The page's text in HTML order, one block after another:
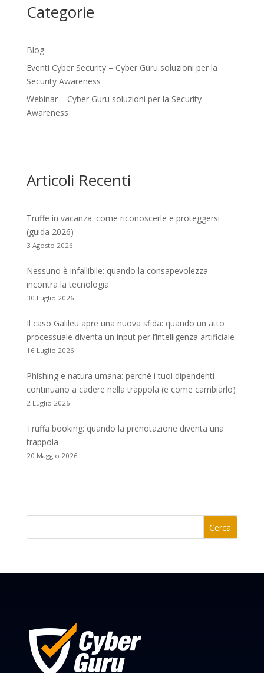
Categorie
Blog
Eventi Cyber Security – Cyber Guru soluzioni per la
Security Awareness
Webinar – Cyber Guru soluzioni per la Security
Awareness
Articoli Recenti
Truffe in vacanza: come riconoscerle e proteggersi
(guida 2026)
3 Agosto 2026
Nessuno è infallibile: quando la consapevolezza
incontra la tecnologia
30 Luglio 2026
Il caso Galileu apre una nuova sfida: quando un atto
processuale diventa un input per l’intelligenza artificiale
16 Luglio 2026
Phishing e natura umana: perché i tuoi dipendenti
continuano a cadere nella trappola (e come cambiarlo)
2 Luglio 2026
Truffa booking: quando la prenotazione diventa una
trappola
20 Maggio 2026
Cerca